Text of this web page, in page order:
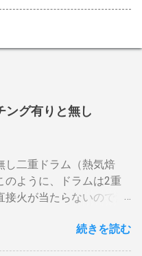
グ有りと無し
し二重ドラム（熱気焙
のように、ドラムは2重
接火が当たらないので温
ドラム内の温度が測れ
続きを読む